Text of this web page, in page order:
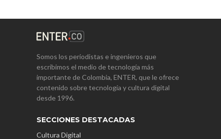
Somos los periodistas e ingenieros que
escribimos el medio de tecnología más
importante de Colombia, ENTER, que le ofrece
contenido sobre tecnología y cultura digital
desde 1996.
SECCIONES DESTACADAS
Cultura Digital